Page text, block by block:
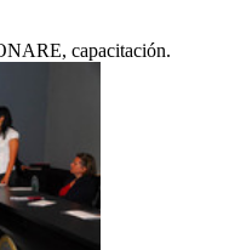
capacitación.